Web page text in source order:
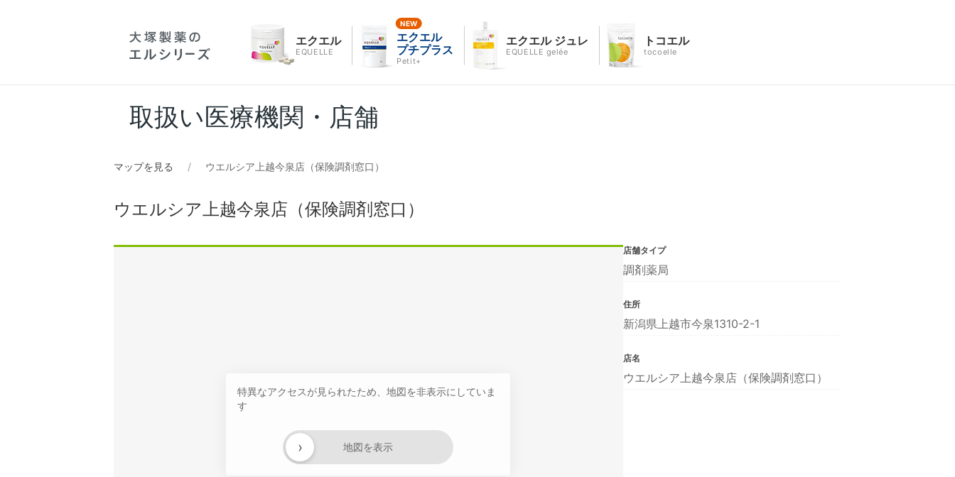
エクエル
EQUELLE
エクエル
プチプラス
Petit+
エクエル ジュレ
EQUELLE gelée
トコエル
tocoelle
取扱い医療機関・店舗
マップを見る ウエルシア上越今泉店（保険調剤窓口）
ウエルシア上越今泉店（保険調剤窓口）
特異なアクセスが見られたため、地図を非表示にしていま
す
地図を表示
›
店舗タイプ
調剤薬局
住所
新潟県上越市今泉1310-2-1
店名
ウエルシア上越今泉店（保険調剤窓口）